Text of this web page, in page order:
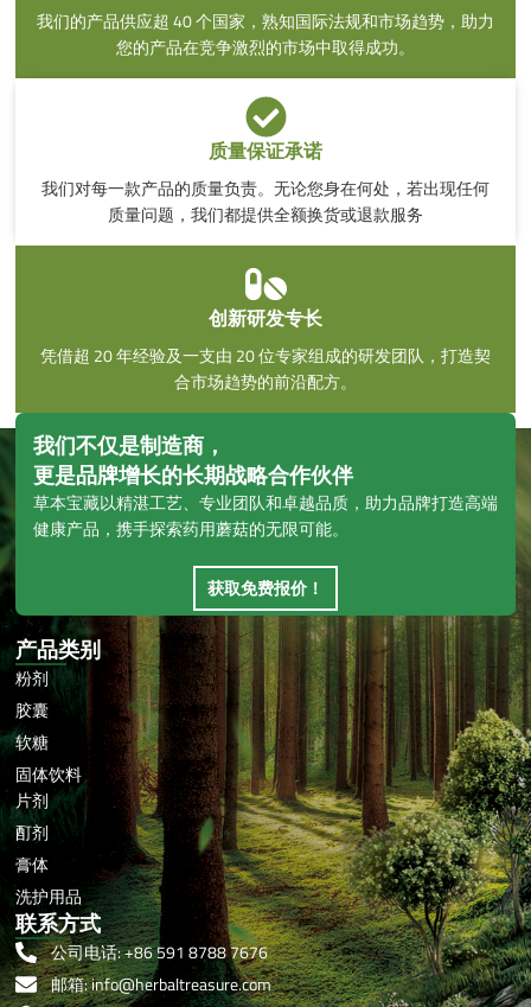
我们的产品供应超 40 个国家，熟知国际法规和市场趋势，助力
您的产品在竞争激烈的市场中取得成功。
质量保证承诺
我们对每一款产品的质量负责。无论您身在何处，若出现任何
质量问题，我们都提供全额换货或退款服务
创新研发专长
凭借超 20 年经验及一支由 20 位专家组成的研发团队，打造契
合市场趋势的前沿配方。
我们不仅是制造商，
更是品牌增长的长期战略合作伙伴
草本宝藏以精湛工艺、专业团队和卓越品质，助力品牌打造高端
健康产品，携手探索药用蘑菇的无限可能。
获取免费报价！
产品类别
粉剂
胶囊
软糖
固体饮料
片剂
酊剂
膏体
洗护用品
联系方式
公司电话: +86 591 8788 7676
邮箱: info@herbaltreasure.com